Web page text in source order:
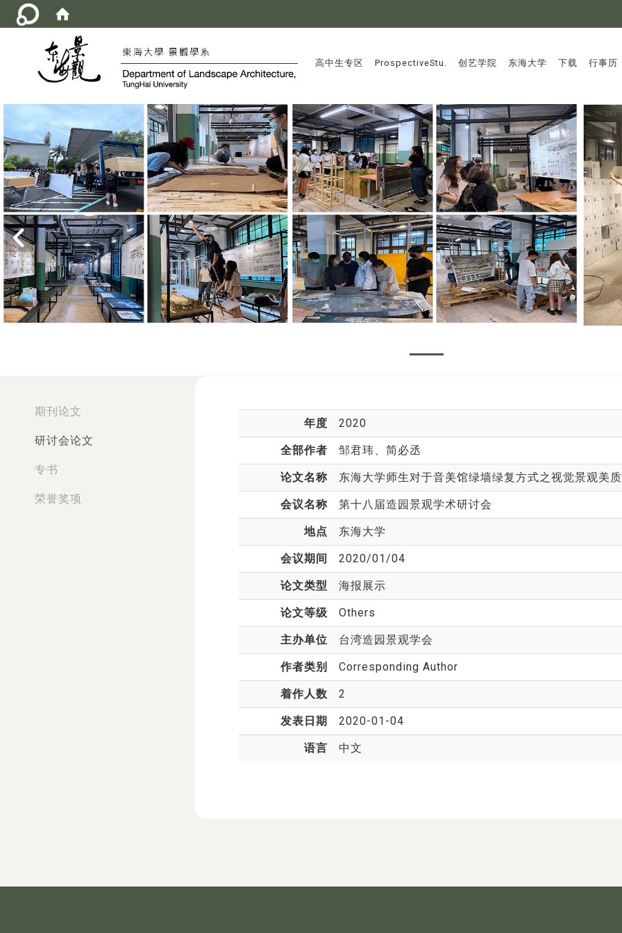
:::
高中生专区 ProspectiveStu. 创艺学院 东海大学 下载 行事历
期刊论文
研讨会论文
专书
荣誉奖项
年度 2020
全部作者 邹君玮 、简必丞
论文名称 东海大学师生对于音美馆绿墙绿复方式之视觉景观美
会议名称 第十八届造园景观学术研讨会
地点 东海大学
会议期间 2020/01/04
论文类型 海报展示
论文等级 Others
主办单位 台湾造园景观学会
作者类别 Corresponding Author
着作人数 2
发表日期 2020-01-04
语言 中文